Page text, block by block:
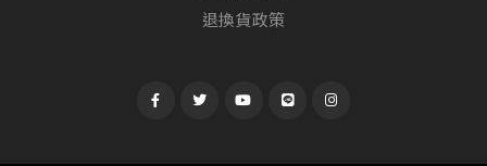
退換貨政策